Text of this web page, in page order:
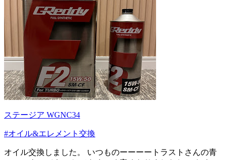
ステージア WGNC34
#オイル&エレメント交換
オイル交換しました。 いつものーーーートラストさんの青